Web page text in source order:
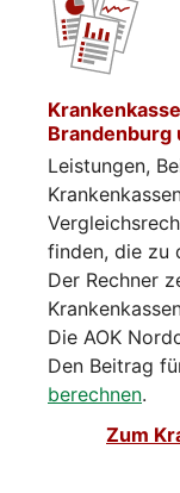
Leistungen,
finden, die zu
Der Rechner
Die AOK
Den Beitrag
berechnen.
Zum